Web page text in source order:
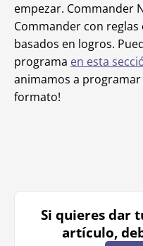
empezar. Commander
Commander con
basados en logros.
programa en esta
animamos a
formato!
Si quieres dar
artículo,